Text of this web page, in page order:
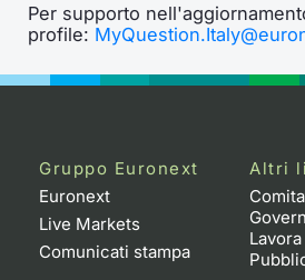
Per supporto
profile:
Gruppo Euronext
Euronext
Live Markets
Comunicati stampa
Altri